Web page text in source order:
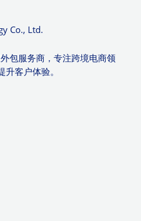
Co., Ltd.
包服务商，专注跨境电商领
客户体验。